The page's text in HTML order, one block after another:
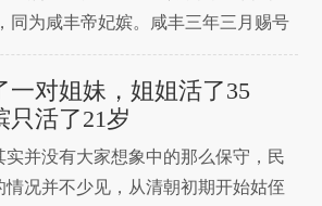
同为咸丰帝妃嫔。咸丰三年三月赐号
年同治帝继位，奉两宫皇太后懿旨晋
十一月十六日(1863年1月5日)去
二十五日奉安妃园寝。璹嫔那拉氏
朝咸丰皇帝的妃
一对姐妹，姐姐活了35
只活了21岁
实并没有大家想象中的那么保守，民
情况并不少见，从清朝初期开始姑侄